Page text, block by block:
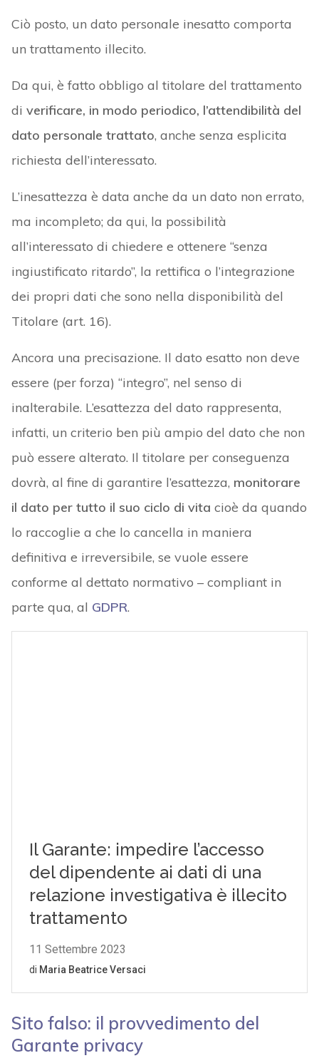
Ciò posto, un dato personale inesatto comporta
un trattamento illecito.
Da qui, è fatto obbligo al titolare del trattamento
di verificare, in modo periodico, l’attendibilità del
dato personale trattato, anche senza esplicita
richiesta dell’interessato.
L’inesattezza è data anche da un dato non errato,
ma incompleto; da qui, la possibilità
all’interessato di chiedere e ottenere “senza
ingiustificato ritardo”, la rettifica o l’integrazione
dei propri dati che sono nella disponibilità del
Titolare (art. 16).
Ancora una precisazione. Il dato esatto non deve
essere (per forza) “integro”, nel senso di
inalterabile. L’esattezza del dato rappresenta,
infatti, un criterio ben più ampio del dato che non
può essere alterato. Il titolare per conseguenza
dovrà, al fine di garantire l’esattezza, monitorare
il dato per tutto il suo ciclo di vita cioè da quando
lo raccoglie a che lo cancella in maniera
definitiva e irreversibile, se vuole essere
conforme al dettato normativo – compliant in
parte qua, al GDPR.
Sito falso: il provvedimento del
Garante privacy